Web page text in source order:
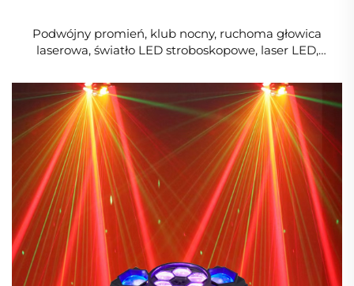
Podwójny promień, klub nocny, ruchoma głowica
laserowa, światło LED stroboskopowe, laser LED,
baru